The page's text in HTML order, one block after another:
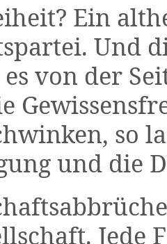
Ein
Und
es von der
so
und die
Jede